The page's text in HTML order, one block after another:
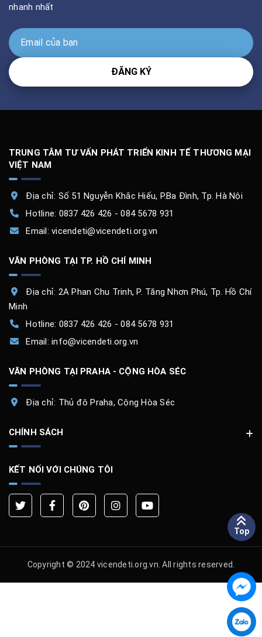
nhanh nhất
ĐĂNG KÝ
TRUNG TÂM TƯ VẤN PHÁT TRIỂN KINH TẾ THƯƠNG MẠI
VIỆT NAM
Địa chỉ: Số 51 Nguyễn Khắc Hiếu, P.Ba Đình, Tp. Hà Nội
Hotline: 0837 426 426 - 084 5678 931
Email: vicendeti@vicendeti.org.vn
VĂN PHÒNG TẠI TP. HỒ CHÍ MINH
Địa chỉ: 2A Phan Chu Trinh, P. Tăng Nhơn Phú, Tp. Hồ Chí
Minh
Hotline: 0837 426 426 - 084 5678 931
Email: info@vicendeti.org.vn
VĂN PHÒNG TẠI PRAHA - CỘNG HÒA SÉC
Địa chỉ: Thủ đô Praha, Cộng Hòa Séc
CHÍNH SÁCH
KẾT NỐI VỚI CHÚNG TÔI
Copyright © 2024 vicendeti.org.vn. All rights reserved.
Top